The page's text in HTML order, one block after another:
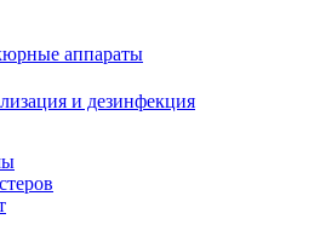
аппараты
и дезинфекция